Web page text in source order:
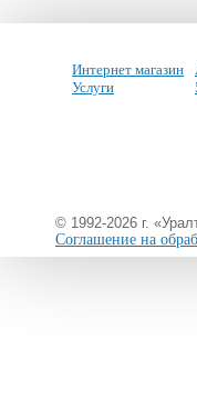
Интернет магазин
Услуги
© 1992-2026 г.
Соглашение на